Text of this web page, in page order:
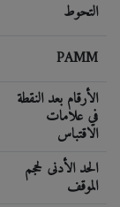
التحوط
PAMM
الأرقام بعد النقطة
في علامات
الاقتباس
الحد الأدنى لحجم
الموقف